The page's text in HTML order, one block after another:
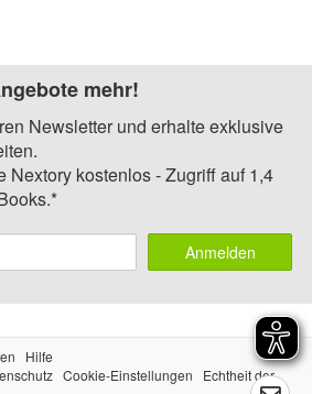
mehr!
Newsletter und erhalte exklusive
Nextory kostenlos - Zugriff auf 1,4
Anmelden
Hilfe
Cookie-Einstellungen
Echtheit der